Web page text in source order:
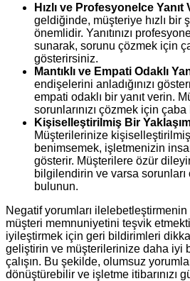
Hızlı ve Profesyonelce Yanıt
geldiğinde, müşteriye hızlı bir
önemlidir. Yanıtınızı
sunarak, sorunu çözmek için
gösterirsiniz.
Mantıklı ve Empati Odaklı
endişelerini anladığınızı
empati odaklı bir yanıt verin.
sorunlarınızı çözmek için çaba
Kişiselleştirilmiş Bir
Müşterilerinize
benimsemek, işletmenizin
gösterir. Müşterilere özür
bilgilendirin ve varsa
bulunun.
Negatif yorumları ilelebetleştirmenin
müşteri memnuniyetini teşvik
iyileştirmek için geri bildirimleri
geliştirin ve müşterilerinize daha iyi
çalışın. Bu şekilde, olumsuz
dönüştürebilir ve işletme itibarınızı